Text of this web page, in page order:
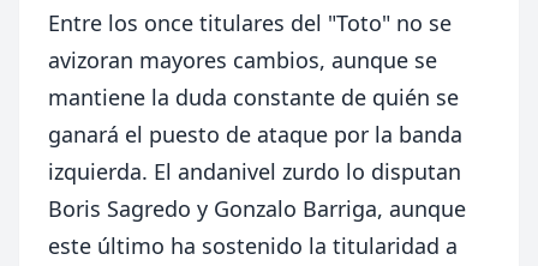
Entre los once titulares del "Toto" no se
avizoran mayores cambios, aunque se
mantiene la duda constante de quién se
ganará el puesto de ataque por la banda
izquierda. El andanivel zurdo lo disputan
Boris Sagredo y Gonzalo Barriga, aunque
este último ha sostenido la titularidad a